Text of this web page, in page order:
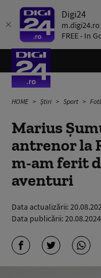
Digi24
m.digi24.ro
FREE - In
HOME Știri Sport
Marius
antrenor la
m-am ferit
aventuri
Data actualizării:
Data publicării: